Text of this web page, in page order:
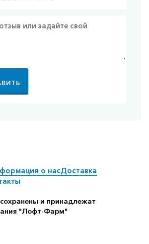
о насДоставка
и принадлежат
"Лофт-Фарм"